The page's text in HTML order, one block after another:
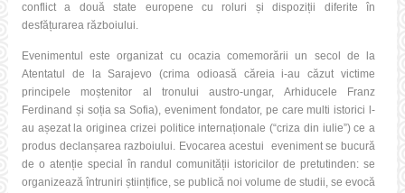
conflict a două state europene cu roluri și dispoziții diferite în
desfățurarea războiului.
Evenimentul este organizat cu ocazia comemorării un secol de la
Atentatul de la Sarajevo (crima odioasă căreia i-au căzut victime
principele moștenitor al tronului austro-ungar, Arhiducele Franz
Ferdinand și soția sa Sofia), eveniment fondator, pe care multi istorici l-
au așezat la originea crizei politice internaționale (“criza din iulie”) ce a
produs declanșarea razboiului. Evocarea acestui eveniment se bucură
de o atenție special în randul comunității istoricilor de pretutinden: se
organizează întruniri științifice, se publică noi volume de studii, se evocă